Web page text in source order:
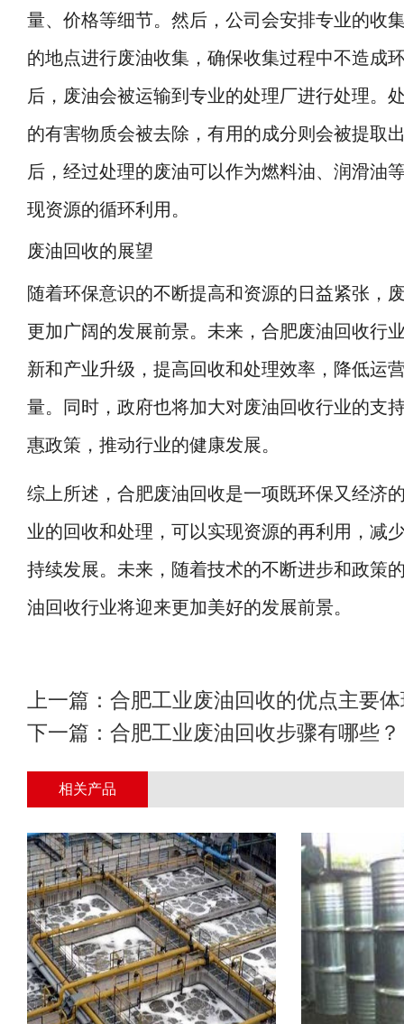
量、价格等细节。然后，公司会安排专业的收
的地点进行废油收集，确保收集过程中不造成
后，废油会被运输到专业的处理厂进行处理。
的有害物质会被去除，有用的成分则会被提取
后，经过处理的废油可以作为燃料油、润滑油
现资源的循环利用。
废油回收的展望
随着环保意识的不断提高和资源的日益紧张，
更加广阔的发展前景。未来，合肥废油回收行
新和产业升级，提高回收和处理效率，降低运
量。同时，政府也将加大对废油回收行业的支
惠政策，推动行业的健康发展。
综上所述，合肥废油回收是一项既环保又经济
业的回收和处理，可以实现资源的再利用，减
持续发展。未来，随着技术的不断进步和政策
油回收行业将迎来更加美好的发展前景。
上一篇： 合肥工业废油回收的优点主要
下一篇： 合肥工业废油回收步骤有哪些？
相关产品